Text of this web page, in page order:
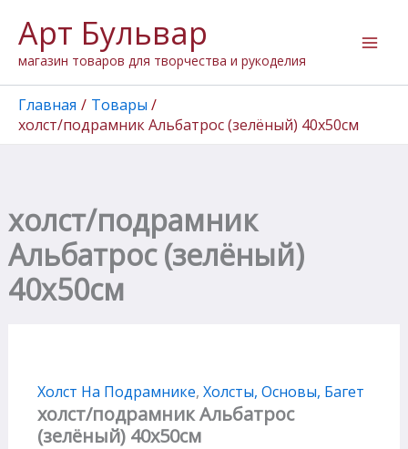
содержимому
Арт Бульвар
магазин товаров для творчества и рукоделия
Главная
Товары
холст/подрамник Альбатрос (зелёный) 40х50см
холст/подрамник
Альбатрос (зелёный)
40х50см
Холст На Подрамнике, Холсты, Основы, Багет
холст/подрамник Альбатрос
(зелёный) 40х50см
товара
холст/
подрамник
Альбатрос
(зелёный)
40х50см